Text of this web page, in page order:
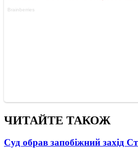
ЧИТАЙТЕ ТАКОЖ
Суд обрав запобіжний захід